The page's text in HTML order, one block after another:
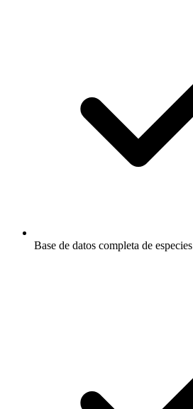
Base de datos completa de especies